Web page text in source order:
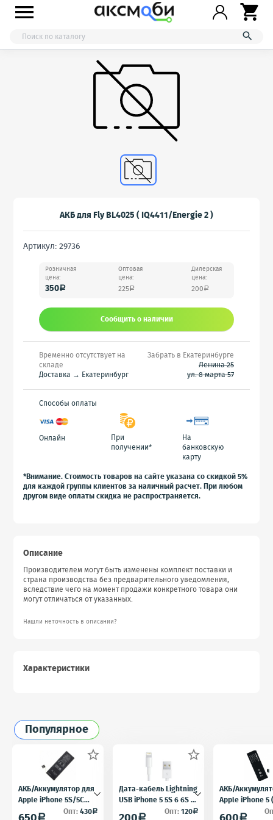



АКБ для Fly BL4025 ( IQ4411/Energie 2 )
Артикул: 29736
Розничная
цена:
350a
Оптовая
цена:
225a
Дилерская
цена:
200 a
Сообщить o наличии
Временно отсутствует на
складе
Доставка → Екатеринбург
Забрать в Екатеринбурге
Ленина 25
ул. 8 марта 57
Способы оплаты
Онлайн
При
получении*
На
банковскую
карту
*Внимание. Стоимость товаров на сайте указана со скидкой 5%
для каждой группы клиентов за наличный расчет. При любом
другом виде оплаты скидка не распространяется.
Описание
Производителем могут быть изменены комплект поставки и
страна производства без предварительного уведомления,
вследствие чего на момент продажи конкретного товара они
могут отличаться от указанных.
Нашли неточность в описании?
Характеристики
Популярное

АКБ/Аккумулятор для
Apple iPhone 5S/5C
(Айфон 5C/5Ц) тех.
a Опт:430a

Дата-кабель Lightning
USB iPhone 5 5S 6 6S 7
для iPad 4 iPad mini
a Опт:120a
АКБ/
Apple iPhone
5) тех.
a